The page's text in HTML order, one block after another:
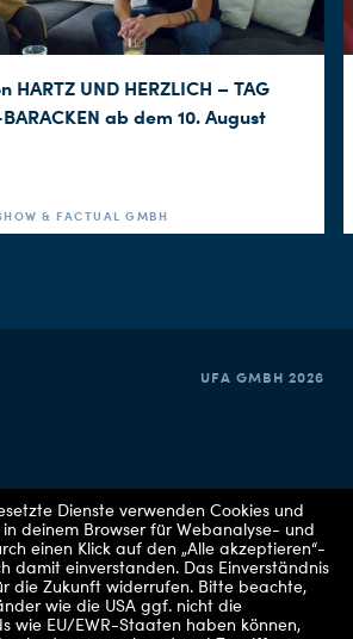
HARTZ UND HERZLICH – TAG
BARACKEN ab dem 10. August
& FACTUAL GMBH
UFA GMBH 2026
Dienste verwenden Cookies und
deinem Browser für Webanalyse- und
einen Klick auf den „Alle akzeptieren“-
damit einverstanden. Das Einverständnis
die Zukunft widerrufen. Bitte beachte,
wie die USA ggf. nicht die
wie EU/EWR-Staaten haben können,